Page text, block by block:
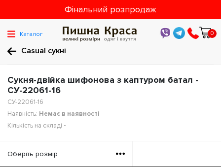
Фінальний розпродаж
Каталог 0
Casual cукні
Сукня-двійка шифонова з каптуром батал -
СУ-22061-16
СУ-22061-16
Наявність: Немає в наявності
Кількість на складі -
Оберiть розмiр